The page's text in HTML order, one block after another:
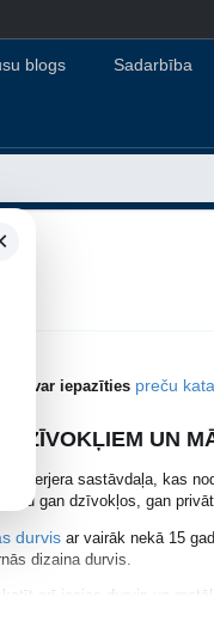
blogs Sadarbība
var iepazīties preču
DZĪVOKĻIEM UN
interjera sastāvdaļa, kas
gan dzīvokļos, gan
durvis ar vairāk nekā 15
dizaina durvis.
arī ieejas durvis